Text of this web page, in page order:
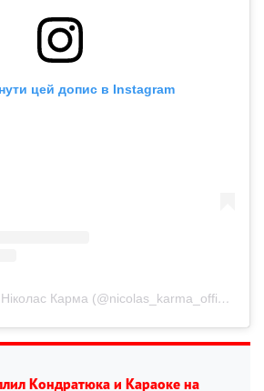
цей допис в Instagram
Допис, поширений Ніколас Карма (@nicolas_karma_official)
Кондратюка и Караоке на